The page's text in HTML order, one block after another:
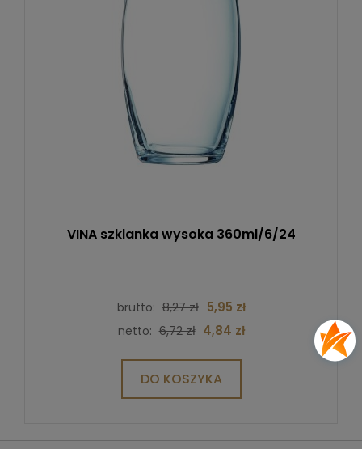
VINA szklanka wysoka 360ml/6/24
brutto: 8,27 zł 5,95 zł
netto: 6,72 zł 4,84 zł
DO KOSZYKA